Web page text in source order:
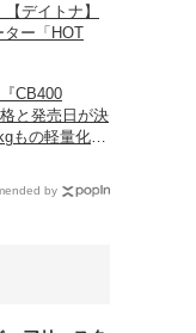
デイトナ】
ター「HOT
CB400
と発売日が決
もの軽量化!?
by